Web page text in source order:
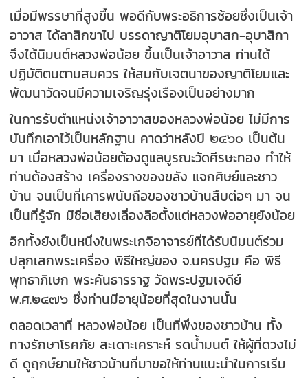
เมื่อมีพรรษาที่สูงขึ้น พอดีกับพระอธิการช้อยซึ่งเป็นเจ้า
อาวาส ได้ลาสิกขาไป บรรดาญาติโยมอุบาสก-อุบาสิกา
จึงได้นิมนต์หลวงพ่อน้อย ขึ้นเป็นเจ้าอาวาส ท่านได้
ปฏิบัติตนตามสมควร ให้สมกับเจตนาของญาติโยมและ
พัฒนาวัดจนมีความเจริญรุ่งเรืองเป็นอย่างมาก
ในการรับตำแหน่งเจ้าอาวาสของหลวงพ่อน้อย ไม่มีการ
บันทึกเอาไว้เป็นหลักฐาน คาดว่าหลังปี ๒๔๖๐ เป็นต้น
มา เมื่อหลวงพ่อน้อยต้องดูแลบูรณะวัดศีรษะทอง ทำให้
ท่านต้องสร้าง เครื่องรางของขลัง แจกศิษย์และชาว
บ้าน จนเป็นที่เคารพนับถือของชาวบ้านสืบต่อๆ มา จน
เป็นที่รู้จัก มีชื่อเสียงเลื่องลือตั้งแต่หลวงพ่ออายุยังน้อย
อีกทั้งยังเป็นหนึ่งในพระเกจิอาจารย์ที่ได้รับนิมนต์ร่วม
ปลุกเสกพระเครื่อง พิธีใหญ่ของ จ.นครปฐม คือ พิธี
พุทธาภิเษก พระคันธารราฐ วัดพระปฐมเจดีย์
พ.ศ.๒๔๗๖ ซึ่งท่านมีอายุน้อยที่สุดในงานนั้น
ตลอดเวลาที่ หลวงพ่อน้อย เป็นที่พึ่งของชาวบ้าน ทั้ง
ทางรักษาโรคภัย สะเดาะเคราะห์ รดน้ำมนต์ ให้ผู้ที่ดวงไม่
ดี ดูฤกษ์ยามให้ชาวบ้านที่มาขอให้ท่านแนะนำในการเริ่ม